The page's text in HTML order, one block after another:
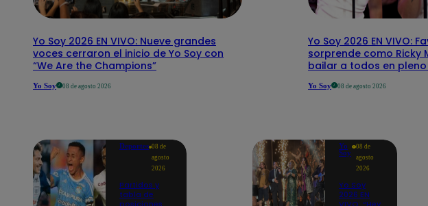
Yo Soy 2026 EN VIVO: Nueve grandes
voces cerraron el inicio de Yo Soy con
“We Are the Champions”
Yo Soy 08 de agosto 2026
Yo Soy 2026 EN VIVO:
sorprende como Ricky
bailar a todos en pleno
Yo Soy 08 de agosto 2026
Deportes 08 de
agosto
2026
Partidos y
tabla de
Yo
Soy
08 de
agosto
2026
Yo Soy
2026 EN